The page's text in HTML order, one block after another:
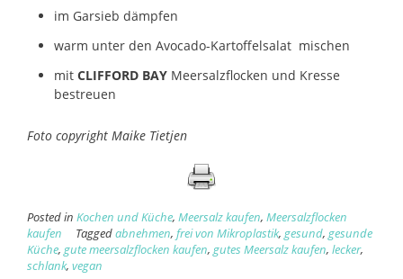
im Garsieb dämpfen
warm unter den Avocado-Kartoffelsalat mischen
mit CLIFFORD BAY Meersalzflocken und Kresse
bestreuen
Foto copyright Maike Tietjen
Posted in Kochen und Küche, Meersalz kaufen, Meersalzflocken
kaufen
Taggedabnehmen, frei von Mikroplastik, gesund, gesunde
Küche, gute meersalzflocken kaufen, gutes Meersalz kaufen, lecker,
schlank, vegan